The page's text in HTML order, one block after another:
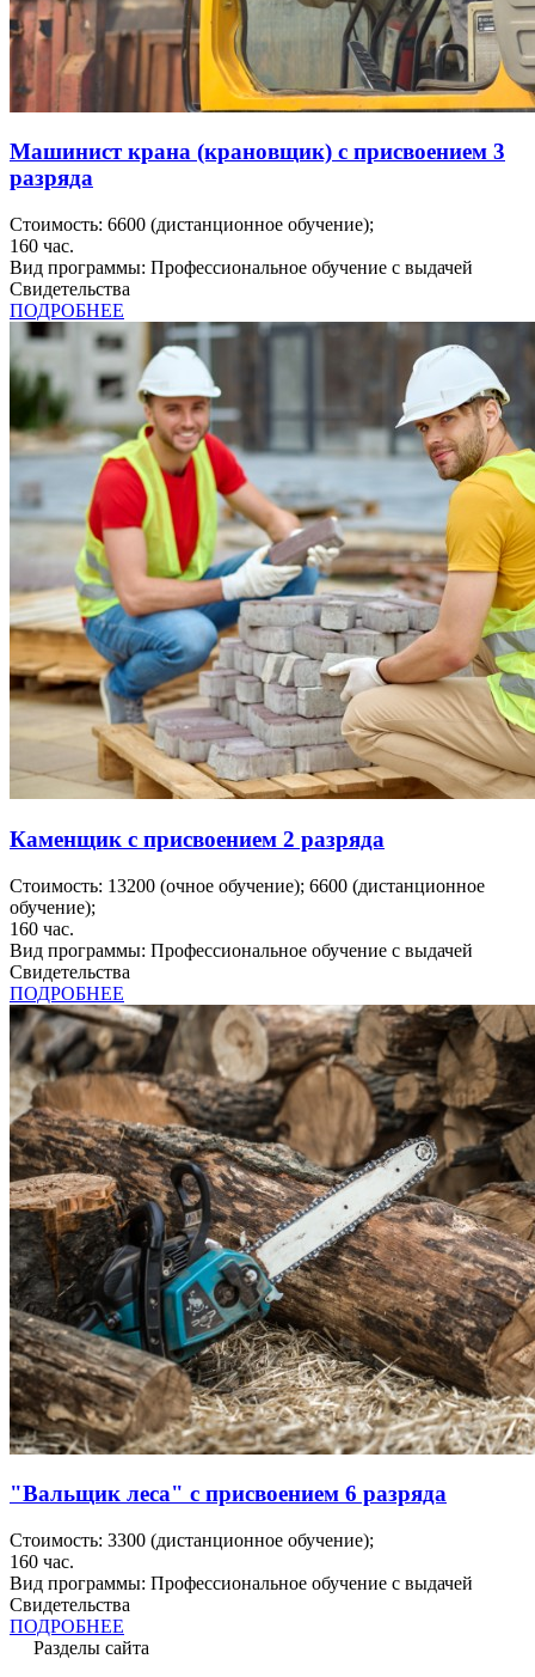
Машинист крана (крановщик) с присвоением 3
разряда
Стоимость: 6600 (дистанционное обучение);
160 час.
Вид программы: Профессиональное обучение с выдачей
Свидетельства
ПОДРОБНЕЕ
Каменщик с присвоением 2 разряда
Стоимость: 13200 (очное обучение); 6600 (дистанционное
обучение);
160 час.
Вид программы: Профессиональное обучение с выдачей
Свидетельства
ПОДРОБНЕЕ
"Вальщик леса" с присвоением 6 разряда
Стоимость: 3300 (дистанционное обучение);
160 час.
Вид программы: Профессиональное обучение с выдачей
Свидетельства
ПОДРОБНЕЕ
Разделы сайта